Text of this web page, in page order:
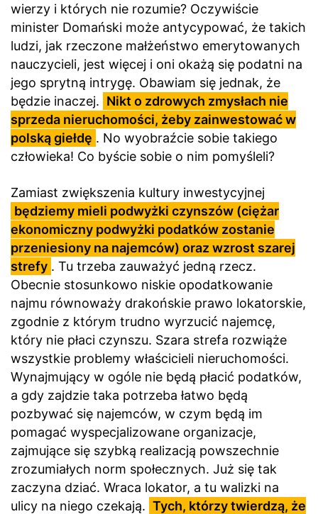
wierzy i których nie rozumie? Oczywiście
minister Domański może antycypować, że takich
ludzi, jak rzeczone małżeństwo emerytowanych
nauczycieli, jest więcej i oni okażą się podatni na
jego sprytną intrygę. Obawiam się jednak, że
będzie inaczej. Nikt o zdrowych zmysłach nie
sprzeda nieruchomości, żeby zainwestować w
polską giełdę . No wyobraźcie sobie takiego
człowieka! Co byście sobie o nim pomyśleli?
Zamiast zwiększenia kultury inwestycyjnej
będziemy mieli podwyżki czynszów (ciężar
ekonomiczny podwyżki podatków zostanie
przeniesiony na najemców) oraz wzrost szarej
strefy . Tu trzeba zauważyć jedną rzecz.
Obecnie stosunkowo niskie opodatkowanie
najmu równoważy drakońskie prawo lokatorskie,
zgodnie z którym trudno wyrzucić najemcę,
który nie płaci czynszu. Szara strefa rozwiąże
wszystkie problemy właścicieli nieruchomości.
Wynajmujący w ogóle nie będą płacić podatków,
a gdy zajdzie taka potrzeba łatwo będą
pozbywać się najemców, w czym będą im
pomagać wyspecjalizowane organizacje,
zajmujące się szybką realizacją powszechnie
zrozumiałych norm społecznych. Już się tak
zaczyna dziać. Wraca lokator, a tu walizki na
ulicy na niego czekają. Tych, którzy twierdzą, że